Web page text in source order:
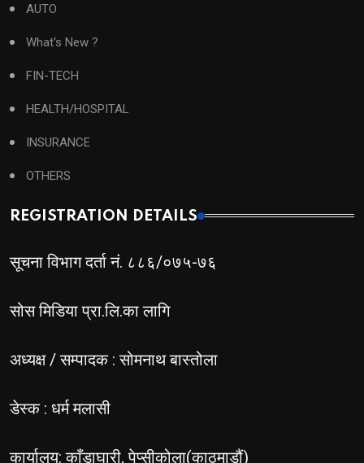
AUTO
What's New ?
FIN-TECH
HEALTH/HOSPITAL
INSURANCE
OTHERS
REGISTRATION DETAILS
सूचना विभाग दर्ता नं. ८८६/०७५-७६
सोस मिडिया प्रा.लि.का लागि
अध्यक्ष / सम्पादक : सोमनाथ बास्तोला
डेस्क : धर्म मलासी
कार्यालय: काँडाघारी, पेप्सीकोला(काठमाडौं)